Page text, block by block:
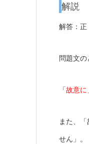
解説
解答：正
問題文の
「故意に
また、
せん」。